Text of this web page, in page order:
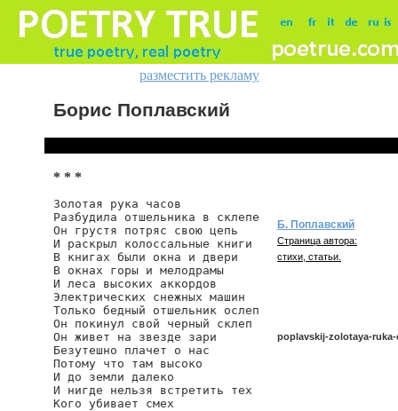
разместить рекламу
Борис Поплавский
* * *
Золотая рука часов
Разбудила отшельника в склепе
Он грустя потряс свою цепь
И раскрыл колоссальные книги
В книгах были окна и двери
В окнах горы и мелодрамы
И леса высоких аккордов
Электрических снежных машин
Только бедный отшельник ослеп
Он покинул свой черный склеп
Он живет на звезде зари
Безутешно плачет о нас
Потому что там высоко
И до земли далеко
И нигде нельзя встретить тех
Кого убивает смех
Б. Поплавский
Страница автора:
стихи, статьи.
poplavskij-zolotaya-